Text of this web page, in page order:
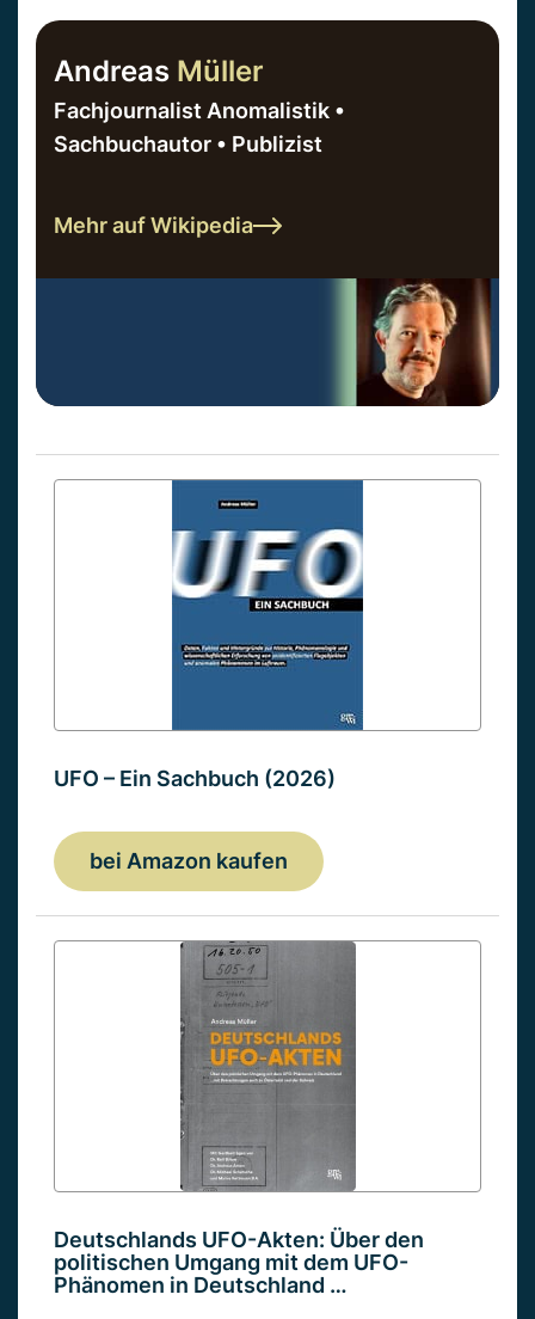
Andreas Müller
Fachjournalist Anomalistik •
Sachbuchautor • Publizist
Mehr auf Wikipedia
UFO – Ein Sachbuch (2026)
bei Amazon kaufen
Deutschlands UFO-Akten: Über den
politischen Umgang mit dem UFO-
Phänomen in Deutschland …